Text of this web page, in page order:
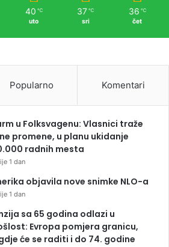
40 ℃
uto
37 ℃
sri
36 ℃
čet
Popularno Komentari
u Folksvagenu: Vlasnici traže
promene, u planu ukidanje
radnih mesta
1 dan
objavila nove snimke NLO-a
1 dan
sa 65 godina odlazi u
Evropa pomjera granicu,
će se raditi i do 74. godine